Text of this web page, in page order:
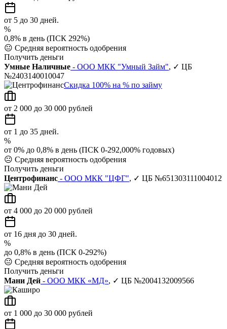
от 5 до 30 дней.
%
0,8% в день (ПСК 292%)
😐 Средняя вероятность одобрения
Получить деньги
Умные Наличные - ООО МКК "Умный Займ", ✓ ЦБ
№2403140010047
Скидка 100% на % по займу
от 2 000 до 30 000 рублей
от 1 до 35 дней.
%
от 0% до 0,8% в день (ПСК 0-292,000% годовых)
😐 Средняя вероятность одобрения
Получить деньги
Центрофинанс - ООО МКК "ЦФГ", ✓ ЦБ №651303111004012
от 4 000 до 20 000 рублей
от 16 дня до 30 дней.
%
до 0,8% в день (ПСК 0-292%)
😐 Средняя вероятность одобрения
Получить деньги
Мани Дей - ООО МКК «МД», ✓ ЦБ №2004132009566
от 1 000 до 30 000 рублей